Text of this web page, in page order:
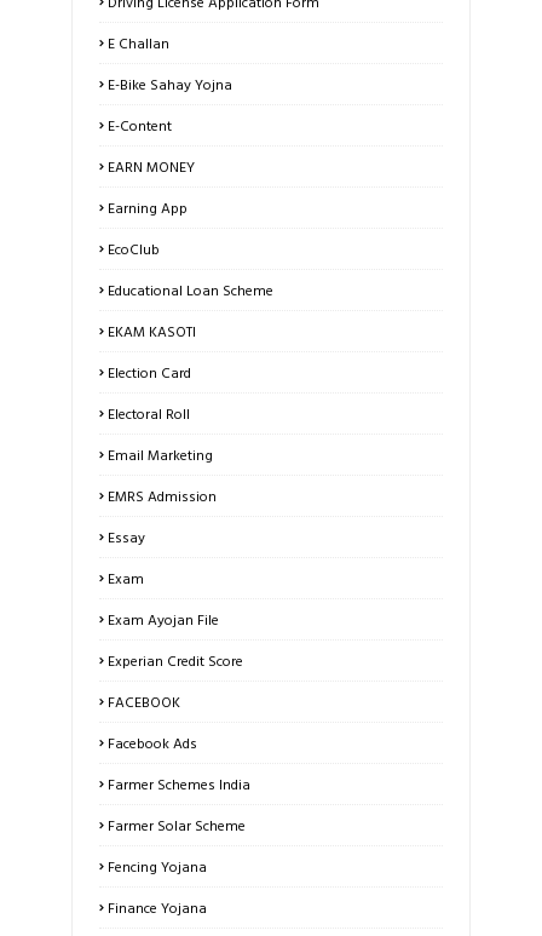
E Challan
E-Bike Sahay Yojna
E-Content
EARN MONEY
Earning App
EcoClub
Educational Loan Scheme
EKAM KASOTI
Election Card
Electoral Roll
Email Marketing
EMRS Admission
Essay
Exam
Exam Ayojan File
Experian Credit Score
FACEBOOK
Facebook Ads
Farmer Schemes India
Farmer Solar Scheme
Fencing Yojana
Finance Yojana